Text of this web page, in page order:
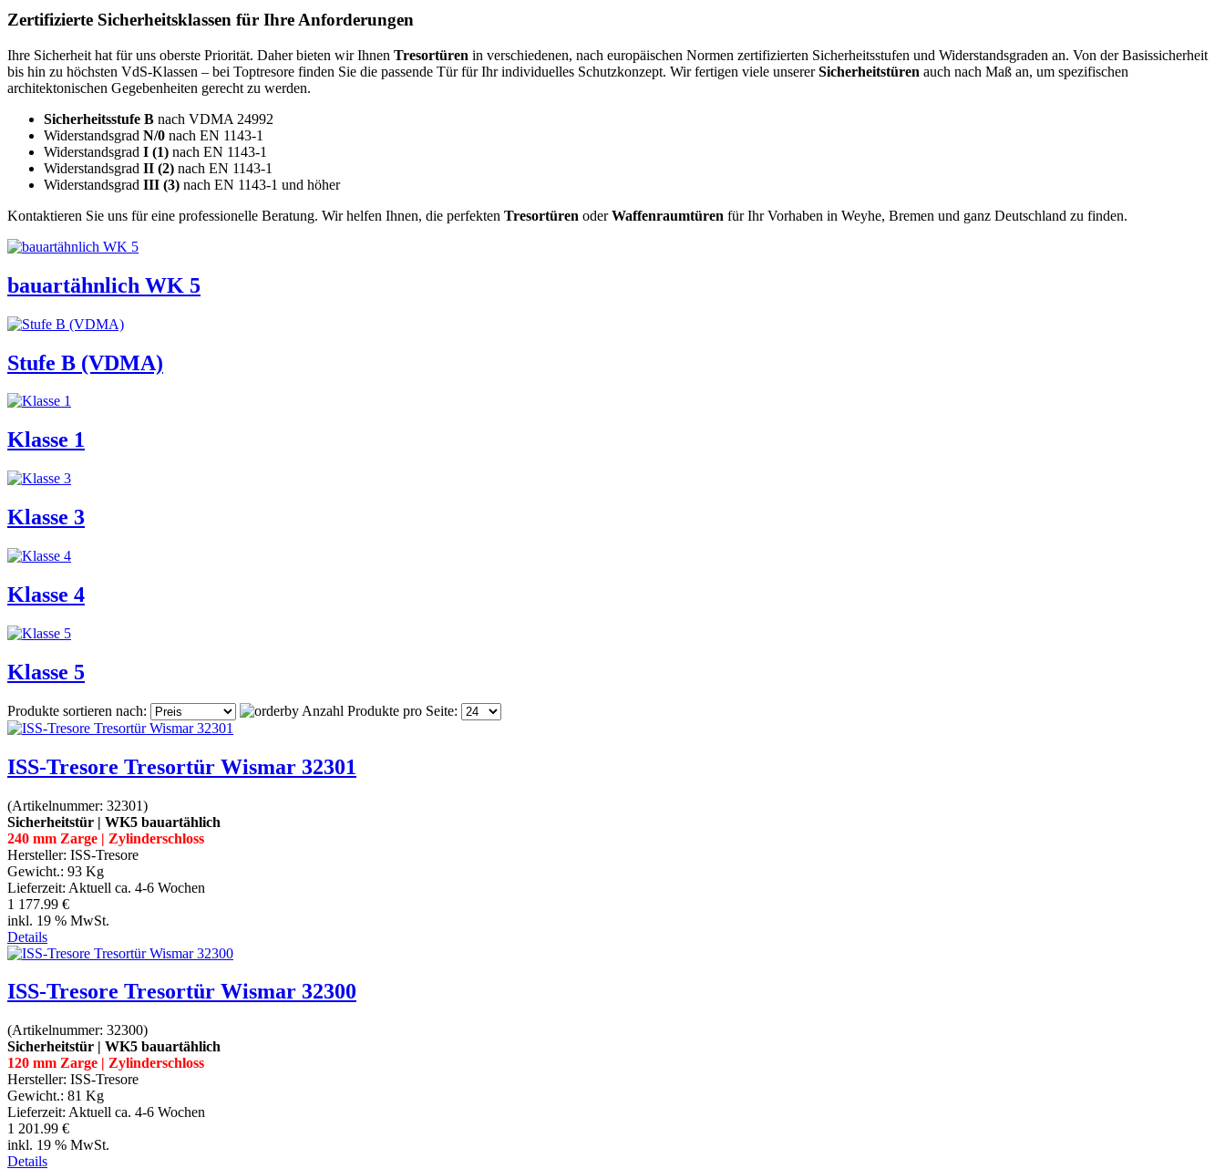
Zertifizierte Sicherheitsklassen für Ihre Anforderungen
Ihre Sicherheit hat für uns oberste Priorität. Daher bieten wir Ihnen Tresortüren in verschiedenen, nach europäischen Normen zertifizierten Sicherheitsstufen und Widerstandsgraden an. Von der Basissicherheit
bis hin zu höchsten VdS-Klassen – bei Toptresore finden Sie die passende Tür für Ihr individuelles Schutzkonzept. Wir fertigen viele unsererSicherheitstüren auch nach Maß an, um spezifischen
architektonischen Gegebenheiten gerecht zu werden.
Sicherheitsstufe B nach VDMA 24992
Widerstandsgrad N/0 nach EN 1143-1
Widerstandsgrad I (1) nach EN 1143-1
Widerstandsgrad II (2) nach EN 1143-1
Widerstandsgrad III (3) nach EN 1143-1 und höher
Kontaktieren Sie uns für eine professionelle Beratung. Wir helfen Ihnen, die perfekten Tresortüren oderWaffenraumtüren für Ihr Vorhaben in Weyhe, Bremen und ganz Deutschland zu finden.
bauartähnlich WK 5
Stufe B (VDMA)
Klasse 1
Klasse 3
Klasse 4
Klasse 5
Produkte sortieren nach: Anzahl Produkte pro Seite:
ISS-Tresore Tresortür Wismar 32301
(Artikelnummer: 32301)
Sicherheitstür | WK5 bauartählich
240 mm Zarge | Zylinderschloss
Hersteller: ISS-Tresore
Gewicht.: 93 Kg
Lieferzeit: Aktuell ca. 4-6 Wochen
1 177.99 €
inkl. 19 % MwSt.
Details
ISS-Tresore Tresortür Wismar 32300
(Artikelnummer: 32300)
Sicherheitstür | WK5 bauartählich
120 mm Zarge | Zylinderschloss
Hersteller: ISS-Tresore
Gewicht.: 81 Kg
Lieferzeit: Aktuell ca. 4-6 Wochen
1 201.99 €
inkl. 19 % MwSt.
Details